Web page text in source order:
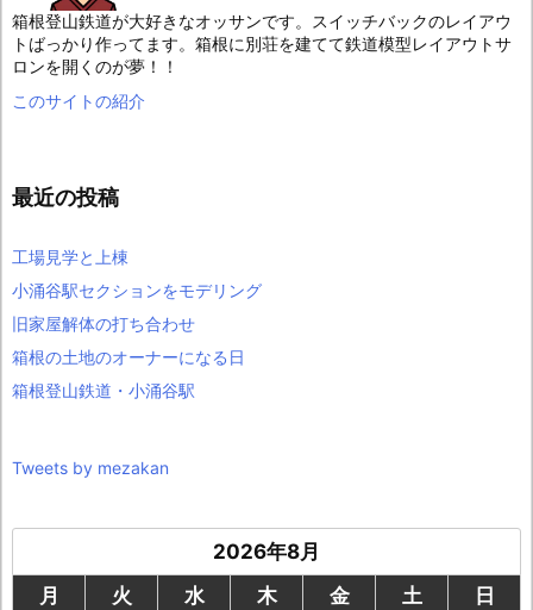
箱根登山鉄道が大好きなオッサンです。スイッチバックのレイアウ
トばっかり作ってます。箱根に別荘を建てて鉄道模型レイアウトサ
ロンを開くのが夢！！
このサイトの紹介
最近の投稿
工場見学と上棟
小涌谷駅セクションをモデリング
旧家屋解体の打ち合わせ
箱根の土地のオーナーになる日
箱根登山鉄道・小涌谷駅
Tweets by mezakan
2026年8月
月
火 水 木 金 土
日